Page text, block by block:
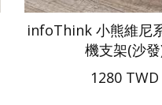
infoThink 小熊維尼
機支架(沙
1280 TWD